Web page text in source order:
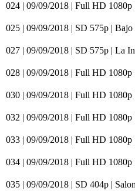
024 | 09/09/2018 | Full HD 1080p
025 | 09/09/2018 | SD 575p |
027 | 09/09/2018 | SD 575p | La
028 | 09/09/2018 | Full HD 1080p
030 | 09/09/2018 | Full HD 1080p
032 | 09/09/2018 | Full HD
033 | 09/09/2018 | Full HD 1080p
034 | 09/09/2018 | Full HD 1080p
035 | 09/09/2018 | SD 404p |